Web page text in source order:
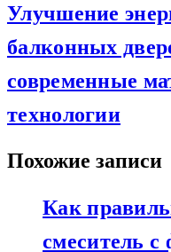
Улучшение
балконных
современные
технологии
Похожие записи
Как
смеситель